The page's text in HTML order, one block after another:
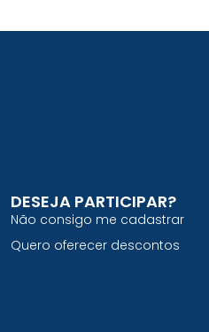
DESEJA PARTICIPAR?
Não consigo me cadastrar
Quero oferecer descontos